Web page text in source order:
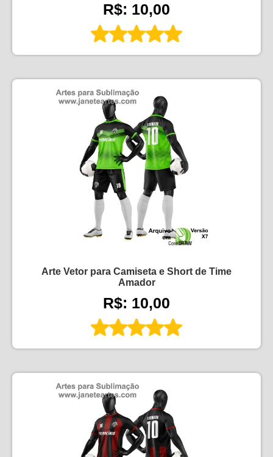
R$: 10,00
Arte Vetor para Camiseta e Short de Time
Amador
R$: 10,00